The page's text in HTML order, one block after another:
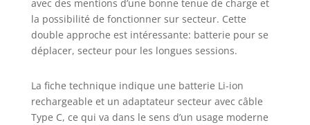
avec des mentions d’une bonne tenue de charge et
la possibilité de fonctionner sur secteur. Cette
double approche est intéressante: batterie pour se
déplacer, secteur pour les longues sessions.
La fiche technique indique une batterie Li-ion
rechargeable et un adaptateur secteur avec câble
Type C, ce qui va dans le sens d’un usage moderne